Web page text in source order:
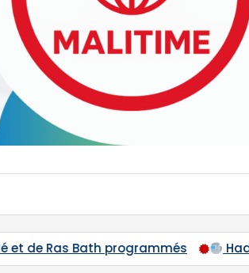
Hadj 2026 : départ du premier